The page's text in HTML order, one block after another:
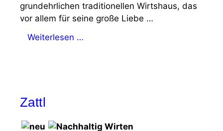
grundehrlichen traditionellen Wirtshaus, das
vor allem für seine große Liebe …
Weiterlesen …
Zattl